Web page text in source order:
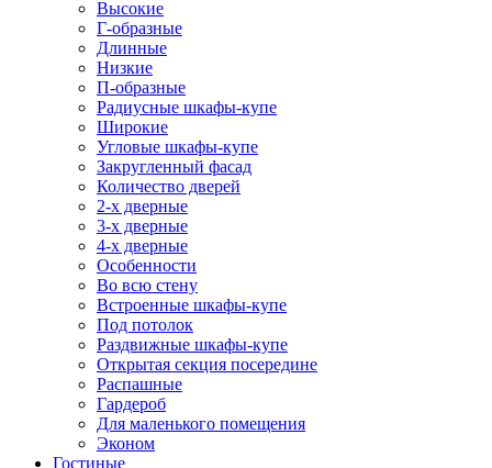
Высокие
Г-образные
Длинные
Низкие
П-образные
Радиусные шкафы-купе
Широкие
Угловые шкафы-купе
Закругленный фасад
Количество дверей
2-х дверные
3-х дверные
4-х дверные
Особенности
Во всю стену
Встроенные шкафы-купе
Под потолок
Раздвижные шкафы-купе
Открытая секция посередине
Распашные
Гардероб
Для маленького помещения
Эконом
Гостиные